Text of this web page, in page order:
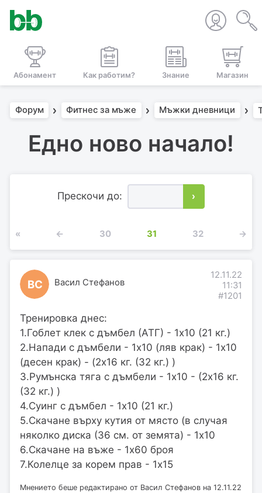
Абонамент Как работим? Знание Магазин
Форум Фитнес за мъже Мъжки дневници
Едно ново начало!
Прескочи до: ›
« ← 30 31 32 →
ВС Васил Стефанов
12.11.22
11:31
#1201
Тренировка днес:
1.Гоблет клек с дъмбел (АТГ) - 1х10 (21 кг.)
2.Напади с дъмбели - 1х10 (ляв крак) - 1х10
(десен крак) - (2х16 кг. (32 кг.) )
3.Румънска тяга с дъмбели - 1х10 - (2х16 кг.
(32 кг.) )
4.Суинг с дъмбел - 1х10 (21 кг.)
5.Скачане върху кутия от място (в случая
няколко диска (36 см. от земята) - 1х10
6.Скачане на въже - 1х60 броя
7.Колелце за корем прав - 1х15
Мнението беше редактирано от Васил Стефанов на 12.11.22